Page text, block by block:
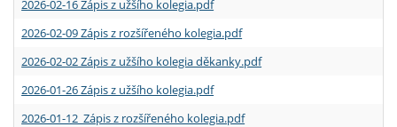
2026-02-16 Zápis z užšího kolegia.pdf
2026-02-09 Zápis z rozšířeného kolegia.pdf
2026-02-02 Zápis z užšího kolegia děkanky.pdf
2026-01-26 Zápis z užšího kolegia.pdf
2026-01-12 Zápis z rozšířeného kolegia.pdf